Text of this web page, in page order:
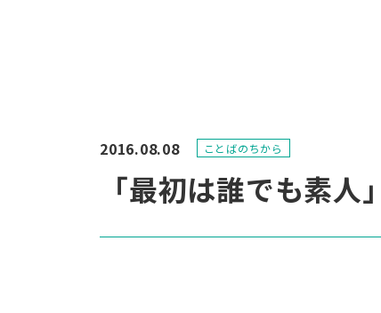
「最初は誰でも素人」
2016.08.08 ことばのちから